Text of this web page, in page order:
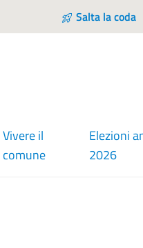
Salta la coda
Vivere il
comune
Elezioni
2026